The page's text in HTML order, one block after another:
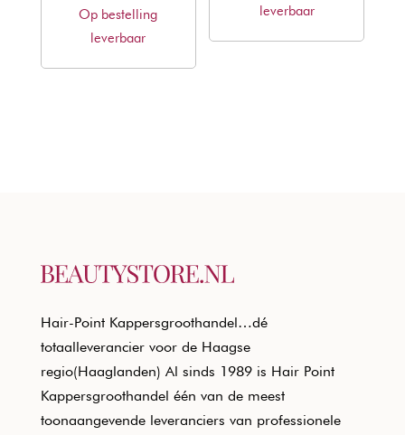
was:
€19,51.
is:
Op bestelling
leverbaar
€30,10.€18,21.
leverbaar
Hair-Point Kappersgroothandel…dé
totaalleverancier voor de Haagse
regio(Haaglanden) Al sinds 1989 is Hair Point
Kappersgroothandel één van de meest
toonaangevende leveranciers van professionele